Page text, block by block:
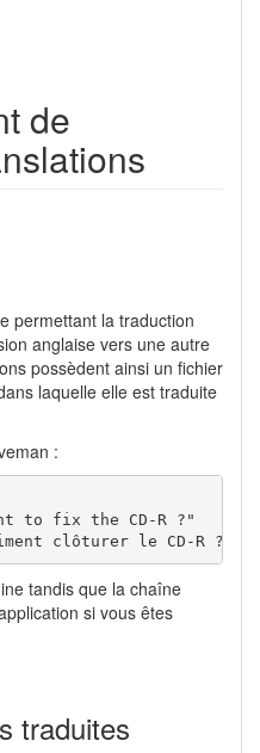
de
permettant la traduction
anglaise vers une autre
possèdent ainsi un fichier
laquelle elle est traduite
:
to fix the CD-R ?"
clôturer le CD-R ?"
tandis que la chaîne
si vous êtes
traduites